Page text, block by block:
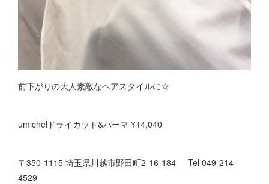
前下がりの大人素敵なヘアスタイルに☆
umichelドライカット&パーマ ¥14,040
〒350-1115 埼玉県川越市野田町2-16-184 Tel 049-214-
4529